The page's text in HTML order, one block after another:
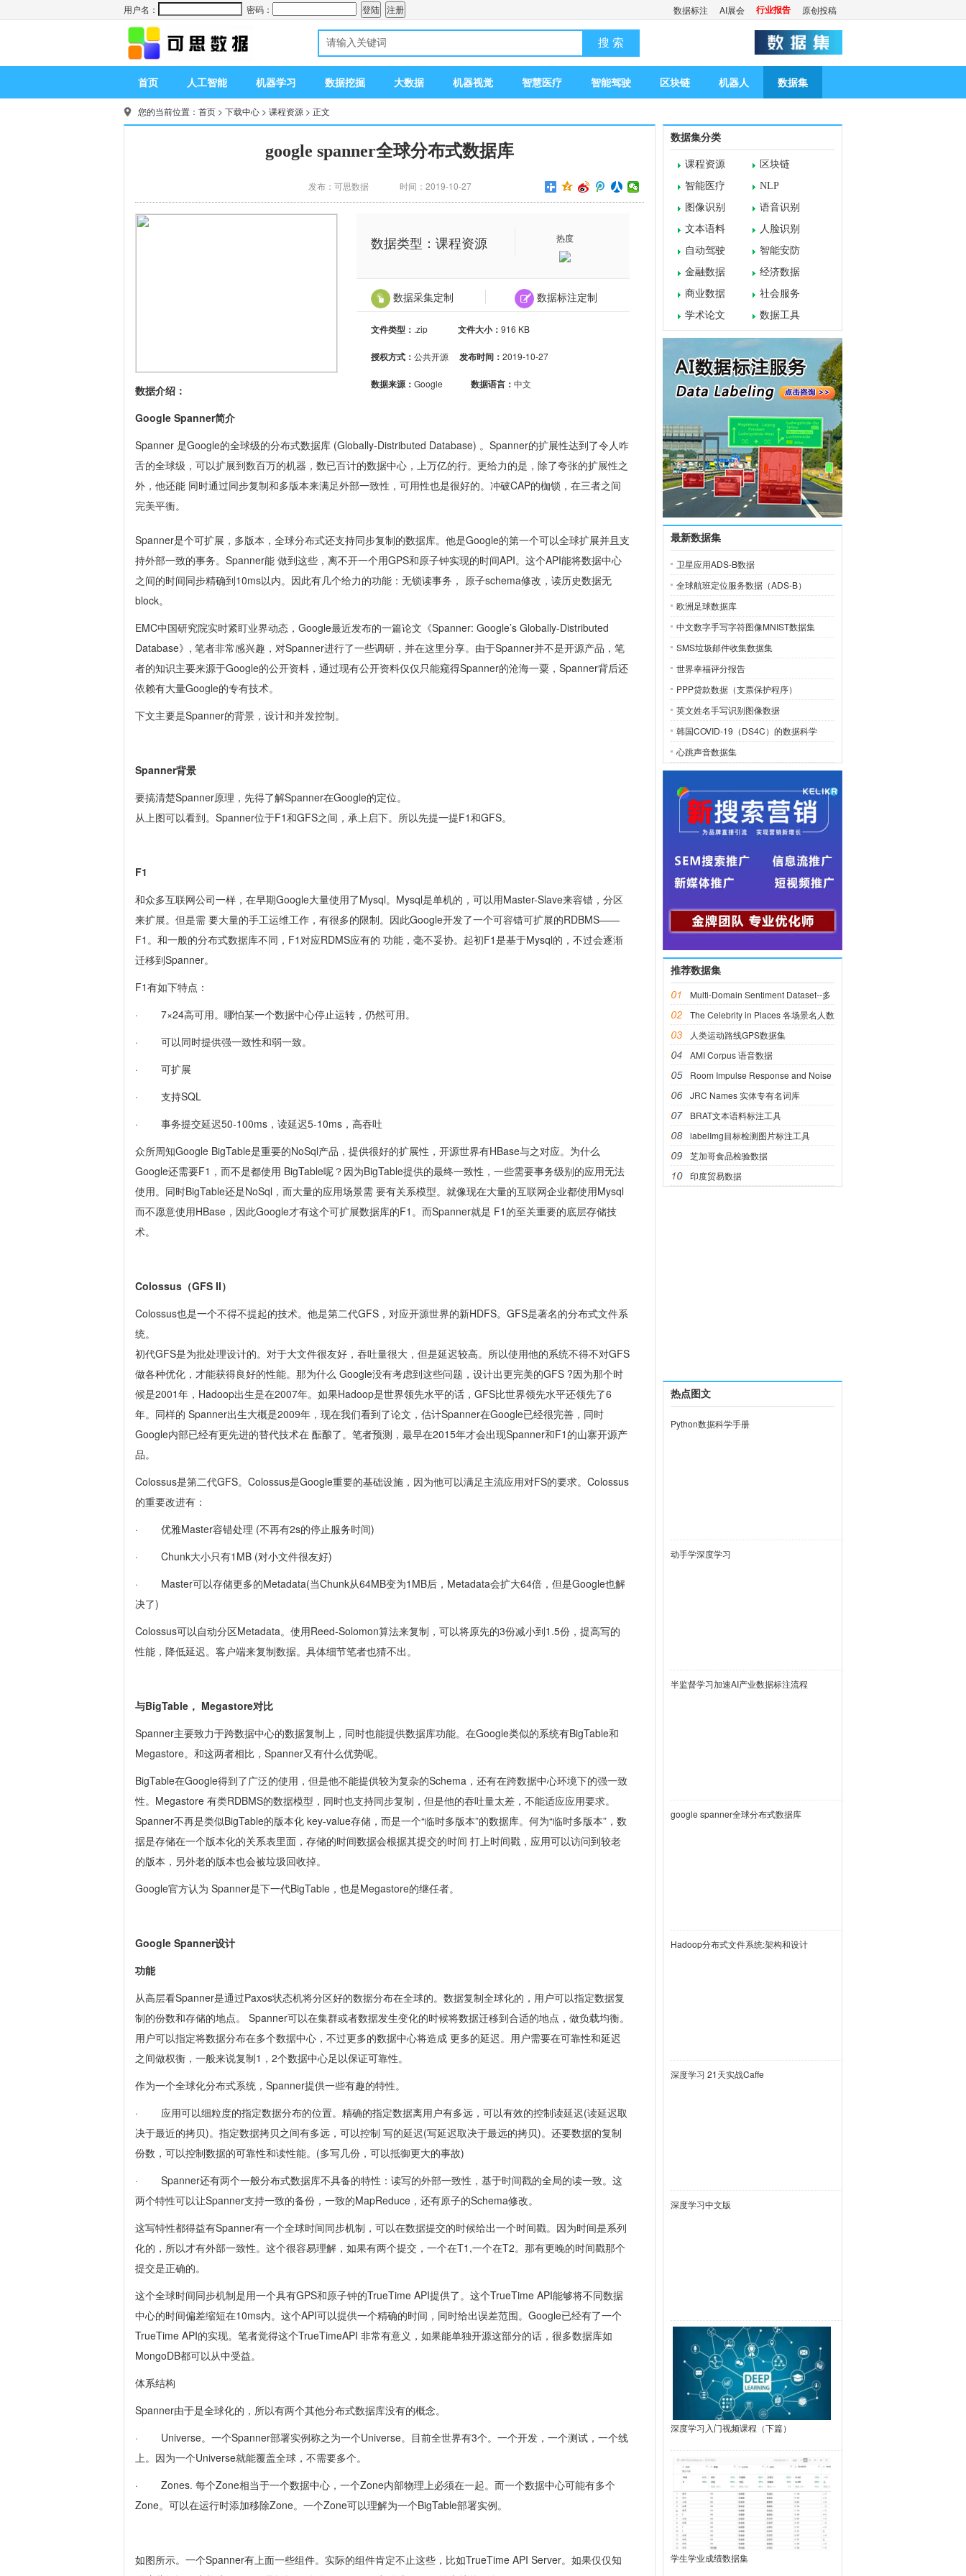
原创投稿
行业报告
AI展会
数据标注
用户名： 密码：
搜 索
首页 人工智能 机器学习 数据挖掘 大数据 机器视觉 智慧医疗 智能驾驶 区块链 机器人 数据集
您的当前位置： 首页 > 下载中心 > 课程资源 > 正文
google spanner全球分布式数据库
发布：可思数据 时间：2019-10-27
数据类型：课程资源 热度
数据采集定制 数据标注定制
文件类型： .zip 文件大小： 916 KB
授权方式： 公共开源 发布时间： 2019-10-27
数据来源： Google 数据语言： 中文
数据介绍：
Google Spanner简介
Spanner 是Google的全球级的分布式数据库 (Globally-Distributed Database) 。Spanner的扩展性达到了令人咋
舌的全球级，可以扩展到数百万的机器，数已百计的数据中心，上万亿的行。更给力的是，除了夸张的扩展性之
外，他还能 同时通过同步复制和多版本来满足外部一致性，可用性也是很好的。冲破CAP的枷锁，在三者之间
完美平衡。
Spanner是个可扩展，多版本，全球分布式还支持同步复制的数据库。他是Google的第一个可以全球扩展并且支
持外部一致的事务。Spanner能 做到这些，离不开一个用GPS和原子钟实现的时间API。这个API能将数据中心
之间的时间同步精确到10ms以内。因此有几个给力的功能：无锁读事务， 原子schema修改，读历史数据无
block。
EMC中国研究院实时紧盯业界动态，Google最近发布的一篇论文《Spanner: Google’s Globally-Distributed
Database》, 笔者非常感兴趣，对Spanner进行了一些调研，并在这里分享。由于Spanner并不是开源产品，笔
者的知识主要来源于Google的公开资料，通过现有公开资料仅仅只能窥得Spanner的沧海一粟，Spanner背后还
依赖有大量Google的专有技术。
下文主要是Spanner的背景，设计和并发控制。
Spanner背景
要搞清楚Spanner原理，先得了解Spanner在Google的定位。
从上图可以看到。Spanner位于F1和GFS之间，承上启下。所以先提一提F1和GFS。
F1
和众多互联网公司一样，在早期Google大量使用了Mysql。Mysql是单机的，可以用Master-Slave来容错，分区
来扩展。但是需 要大量的手工运维工作，有很多的限制。因此Google开发了一个可容错可扩展的RDBMS——
F1。和一般的分布式数据库不同，F1对应RDMS应有的 功能，毫不妥协。起初F1是基于Mysql的，不过会逐渐
迁移到Spanner。
F1有如下特点：
· 7×24高可用。哪怕某一个数据中心停止运转，仍然可用。
· 可以同时提供强一致性和弱一致。
· 可扩展
· 支持SQL
· 事务提交延迟50-100ms，读延迟5-10ms，高吞吐
众所周知Google BigTable是重要的NoSql产品，提供很好的扩展性，开源世界有HBase与之对应。为什么
Google还需要F1，而不是都使用 BigTable呢？因为BigTable提供的最终一致性，一些需要事务级别的应用无法
使用。同时BigTable还是NoSql，而大量的应用场景需 要有关系模型。就像现在大量的互联网企业都使用Mysql
而不愿意使用HBase，因此Google才有这个可扩展数据库的F1。而Spanner就是 F1的至关重要的底层存储技
术。
Colossus（GFS II）
Colossus也是一个不得不提起的技术。他是第二代GFS，对应开源世界的新HDFS。GFS是著名的分布式文件系
统。
初代GFS是为批处理设计的。对于大文件很友好，吞吐量很大，但是延迟较高。所以使用他的系统不得不对GFS
做各种优化，才能获得良好的性能。那为什么 Google没有考虑到这些问题，设计出更完美的GFS ?因为那个时
候是2001年，Hadoop出生是在2007年。如果Hadoop是世界领先水平的话，GFS比世界领先水平还领先了6
年。同样的 Spanner出生大概是2009年，现在我们看到了论文，估计Spanner在Google已经很完善，同时
Google内部已经有更先进的替代技术在 酝酿了。笔者预测，最早在2015年才会出现Spanner和F1的山寨开源产
品。
Colossus是第二代GFS。Colossus是Google重要的基础设施，因为他可以满足主流应用对FS的要求。Colossus
的重要改进有：
· 优雅Master容错处理 (不再有2s的停止服务时间)
· Chunk大小只有1MB (对小文件很友好)
· Master可以存储更多的Metadata(当Chunk从64MB变为1MB后，Metadata会扩大64倍，但是Google也解
决了)
Colossus可以自动分区Metadata。使用Reed-Solomon算法来复制，可以将原先的3份减小到1.5份，提高写的
性能，降低延迟。客户端来复制数据。具体细节笔者也猜不出。
与BigTable， Megastore对比
Spanner主要致力于跨数据中心的数据复制上，同时也能提供数据库功能。在Google类似的系统有BigTable和
Megastore。和这两者相比，Spanner又有什么优势呢。
BigTable在Google得到了广泛的使用，但是他不能提供较为复杂的Schema，还有在跨数据中心环境下的强一致
性。Megastore 有类RDBMS的数据模型，同时也支持同步复制，但是他的吞吐量太差，不能适应应用要求。
Spanner不再是类似BigTable的版本化 key-value存储，而是一个“临时多版本”的数据库。何为“临时多版本”，数
据是存储在一个版本化的关系表里面，存储的时间数据会根据其提交的时间 打上时间戳，应用可以访问到较老
的版本，另外老的版本也会被垃圾回收掉。
Google官方认为 Spanner是下一代BigTable，也是Megastore的继任者。
Google Spanner设计
功能
从高层看Spanner是通过Paxos状态机将分区好的数据分布在全球的。数据复制全球化的，用户可以指定数据复
制的份数和存储的地点。 Spanner可以在集群或者数据发生变化的时候将数据迁移到合适的地点，做负载均衡。
用户可以指定将数据分布在多个数据中心，不过更多的数据中心将造成 更多的延迟。用户需要在可靠性和延迟
之间做权衡，一般来说复制1，2个数据中心足以保证可靠性。
作为一个全球化分布式系统，Spanner提供一些有趣的特性。
· 应用可以细粒度的指定数据分布的位置。精确的指定数据离用户有多远，可以有效的控制读延迟(读延迟取
决于最近的拷贝)。指定数据拷贝之间有多远，可以控制 写的延迟(写延迟取决于最远的拷贝)。还要数据的复制
份数，可以控制数据的可靠性和读性能。(多写几份，可以抵御更大的事故)
· Spanner还有两个一般分布式数据库不具备的特性：读写的外部一致性，基于时间戳的全局的读一致。这
两个特性可以让Spanner支持一致的备份，一致的MapReduce，还有原子的Schema修改。
这写特性都得益有Spanner有一个全球时间同步机制，可以在数据提交的时候给出一个时间戳。因为时间是系列
化的，所以才有外部一致性。这个很容易理解，如果有两个提交，一个在T1,一个在T2。那有更晚的时间戳那个
提交是正确的。
这个全球时间同步机制是用一个具有GPS和原子钟的TrueTime API提供了。这个TrueTime API能够将不同数据
中心的时间偏差缩短在10ms内。这个API可以提供一个精确的时间，同时给出误差范围。Google已经有了一个
TrueTime API的实现。笔者觉得这个TrueTimeAPI 非常有意义，如果能单独开源这部分的话，很多数据库如
MongoDB都可以从中受益。
体系结构
Spanner由于是全球化的，所以有两个其他分布式数据库没有的概念。
· Universe。一个Spanner部署实例称之为一个Universe。目前全世界有3个。一个开发，一个测试，一个线
上。因为一个Universe就能覆盖全球，不需要多个。
· Zones. 每个Zone相当于一个数据中心，一个Zone内部物理上必须在一起。而一个数据中心可能有多个
Zone。可以在运行时添加移除Zone。一个Zone可以理解为一个BigTable部署实例。
如图所示。一个Spanner有上面一些组件。实际的组件肯定不止这些，比如TrueTime API Server。如果仅仅知
数据集分类
课程资源
区块链
智能医疗
NLP
图像识别
语音识别
文本语料
人脸识别
自动驾驶
智能安防
金融数据
经济数据
商业数据
社会服务
学术论文
数据工具
最新数据集
卫星应用ADS-B数据
全球航班定位服务数据（ADS-B）
欧洲足球数据库
中文数字手写字符图像MNIST数据集
SMS垃圾邮件收集数据集
世界幸福评分报告
PPP贷款数据（支票保护程序）
英文姓名手写识别图像数据
韩国COVID-19（DS4C）的数据科学
心跳声音数据集
推荐数据集
Multi-Domain Sentiment Dataset--多
域情感数据集
The Celebrity in Places 各场景名人数
据集
人类运动路线GPS数据集
AMI Corpus 语音数据
Room Impulse Response and Noise
语音数据
JRC Names 实体专有名词库
BRAT文本语料标注工具
labelImg目标检测图片标注工具
芝加哥食品检验数据
印度贸易数据
热点图文
Python数据科学手册
动手学深度学习
半监督学习加速AI产业数据标注流程
google spanner全球分布式数据库
Hadoop分布式文件系统:架构和设计
深度学习 21天实战Caffe
深度学习中文版
深度学习入门视频课程（下篇）
学生学业成绩数据集